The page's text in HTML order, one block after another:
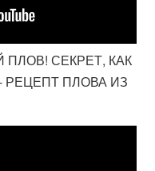
СЕКРЕТ, КАК
РЕЦЕПТ ПЛОВА ИЗ